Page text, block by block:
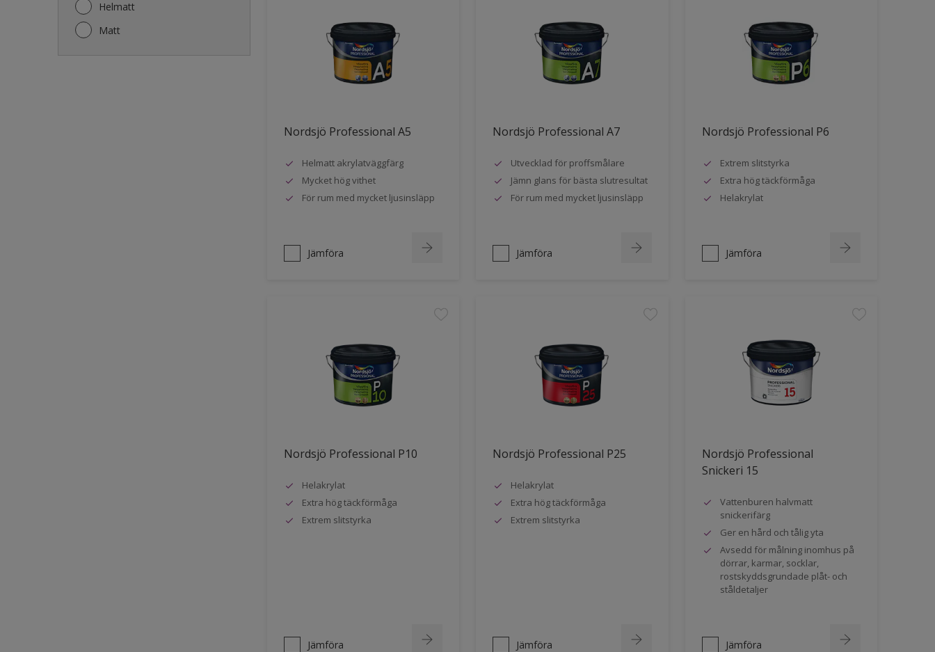
Helmatt
Matt
Nordsjö Professional A5
Helmatt akrylatväggfärg
Mycket hög vithet
För rum med mycket ljusinsläpp
Jämföra
Nordsjö Professional A7
Utvecklad för proffsmålare
Jämn glans för bästa slutresultat
För rum med mycket ljusinsläpp
Jämföra
Nordsjö Professional P6
Extrem slitstyrka
Extra hög täckförmåga
Helakrylat
Jämföra
Nordsjö Professional P10
Helakrylat
Extra hög täckförmåga
Extrem slitstyrka
Jämföra
Nordsjö Professional P25
Helakrylat
Extra hög täckförmåga
Extrem slitstyrka
Jämföra
Nordsjö Professional
Snickeri 15
Vattenburen halvmatt
snickerifärg
Ger en hård och tålig yta
Avsedd för målning inomhus på
dörrar, karmar, socklar,
rostskyddsgrundade plåt- och
ståldetaljer
Jämföra